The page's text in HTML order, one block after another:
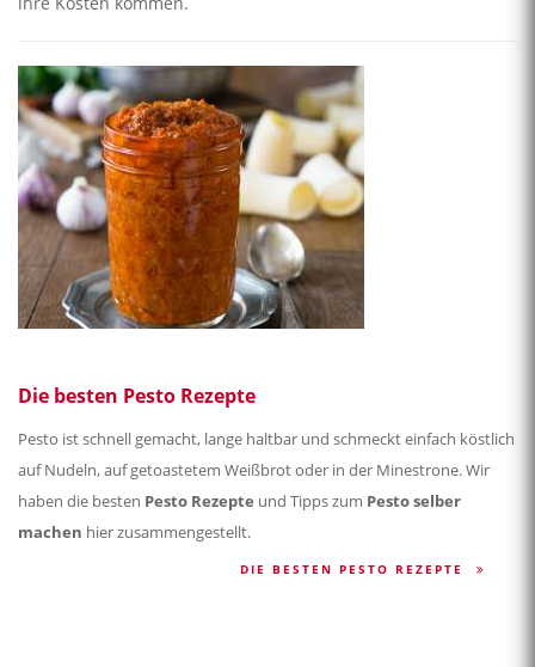
Die besten Pesto Rezepte
Pesto ist schnell gemacht, lange haltbar und schmeckt einfach köstlich
auf Nudeln, auf getoastetem Weißbrot oder in der Minestrone. Wir
haben die besten Pesto Rezepte und Tipps zum Pesto selber
machen hier zusammengestellt.
DIE BESTEN PESTO REZEPTE